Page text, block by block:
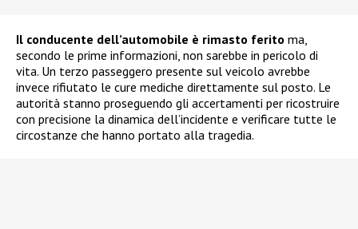
Il conducente dell’automobile è rimasto ferito ma,
secondo le prime informazioni, non sarebbe in pericolo di
vita. Un terzo passeggero presente sul veicolo avrebbe
invece rifiutato le cure mediche direttamente sul posto. Le
autorità stanno proseguendo gli accertamenti per ricostruire
con precisione la dinamica dell’incidente e verificare tutte le
circostanze che hanno portato alla tragedia.